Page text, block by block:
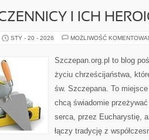
I ICH
STY - 20 - 2026 MOŻLIWOŚĆ
Szczepan.org.pl to blog
życiu chrześcijaństwa,
św. Szczepana. To
chcą świadomie
serca, przez Eucharystię,
łączy tradycję z